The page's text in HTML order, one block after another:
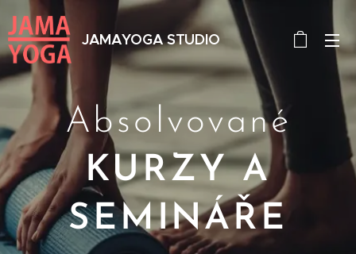
JAMAYOGA STUDIO
Absolvované
KURZY A
SEMINÁŘE